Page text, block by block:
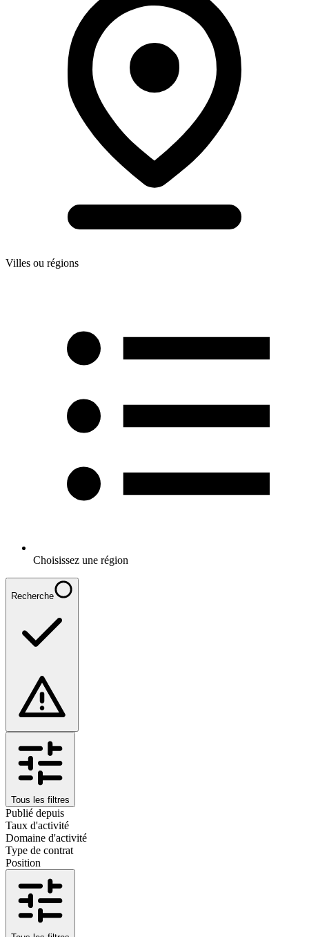
Villes ou régions
Choisissez une région
Recherche
Tous les filtres
Publié depuis
Taux d'activité
Domaine d'activité
Type de contrat
Position